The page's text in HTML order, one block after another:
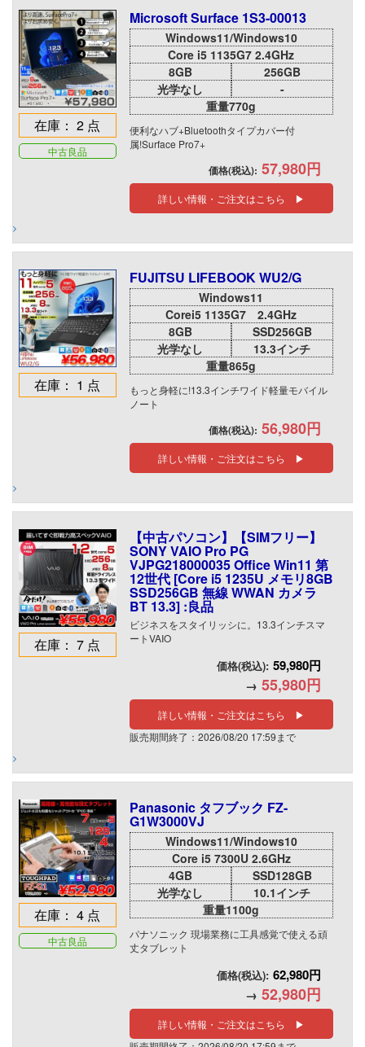
在庫： 2 点
中古良品
Microsoft Surface 1S3-00013
Windows11/Windows10
Core i5 1135G7 2.4GHz
8GB
256GB
光学なし
-
重量770g
便利なハブ+Bluetoothタイプカバー付
属!Surface Pro7+
価格(税込): 57,980円
詳しい情報・ご注文はこちら ▶
在庫： 1 点
FUJITSU LIFEBOOK WU2/G
Windows11
Corei5 1135G7 2.4GHz
8GB
SSD256GB
光学なし
13.3インチ
重量865g
もっと身軽に!13.3インチワイド軽量モバイル
ノート
価格(税込): 56,980円
詳しい情報・ご注文はこちら ▶
在庫： 7 点
【中古パソコン】【SIMフリー】
SONY VAIO Pro PG
VJPG218000035 Office Win11 第
12世代 [Core i5 1235U メモリ8GB
SSD256GB 無線 WWAN カメラ
BT 13.3] :良品
ビジネスをスタイリッシに。13.3インチスマ
ートVAIO
価格(税込): 59,980円
→ 55,980円
詳しい情報・ご注文はこちら ▶
販売期間終了：2026/08/20 17:59まで
在庫： 4 点
中古良品
Panasonic タフブック FZ-
G1W3000VJ
Windows11/Windows10
Core i5 7300U 2.6GHz
4GB
SSD128GB
光学なし
10.1インチ
重量1100g
パナソニック 現場業務に工具感覚で使える頑
丈タブレット
価格(税込): 62,980円
→ 52,980円
詳しい情報・ご注文はこちら ▶